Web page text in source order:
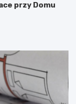
przy Domu